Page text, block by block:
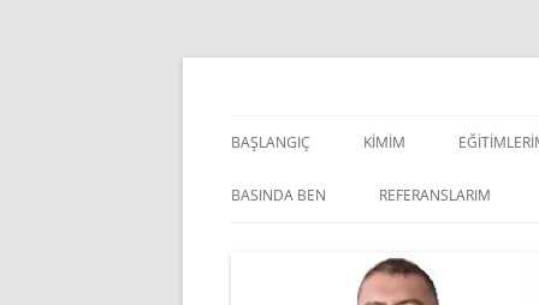
İçeriğe
BAŞLANGIÇ KIMIM
BASINDA BEN REFERANSLARIM